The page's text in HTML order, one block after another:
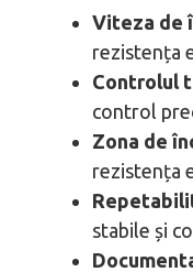
Viteza de
rezistența
Controlul
control
Zona de
rezistența
stabile și